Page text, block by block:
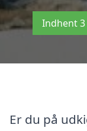
Indhent
Er du på